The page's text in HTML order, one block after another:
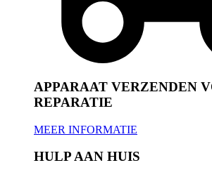
APPARAAT VERZENDEN
REPARATIE
MEER INFORMATIE
HULP AAN HUIS